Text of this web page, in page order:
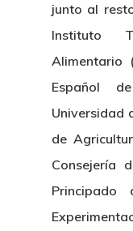
junto al
Instituto
Alimentario
Español
Universidad
de
Consejería